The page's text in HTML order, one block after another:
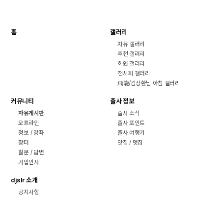
홈 갤러리
자유 갤러리
추천 갤러리
회원 갤러리
전시회 갤러리
飛龍/김상환님 아침 갤러리
커뮤니티
자유게시판
오프라인
정보 / 강좌
장터
질문 / 답변
가입인사
출사 정보
출사 소식
출사 포인트
출사 여행기
맛집 / 멋집
djslr 소개
공지사항